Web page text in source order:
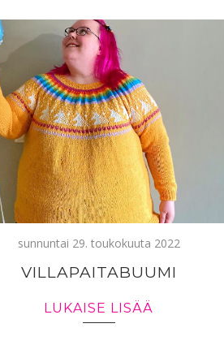
sunnuntai 29. toukokuuta 2022
VILLAPAITABUUMI
LUKAISE LISÄÄ